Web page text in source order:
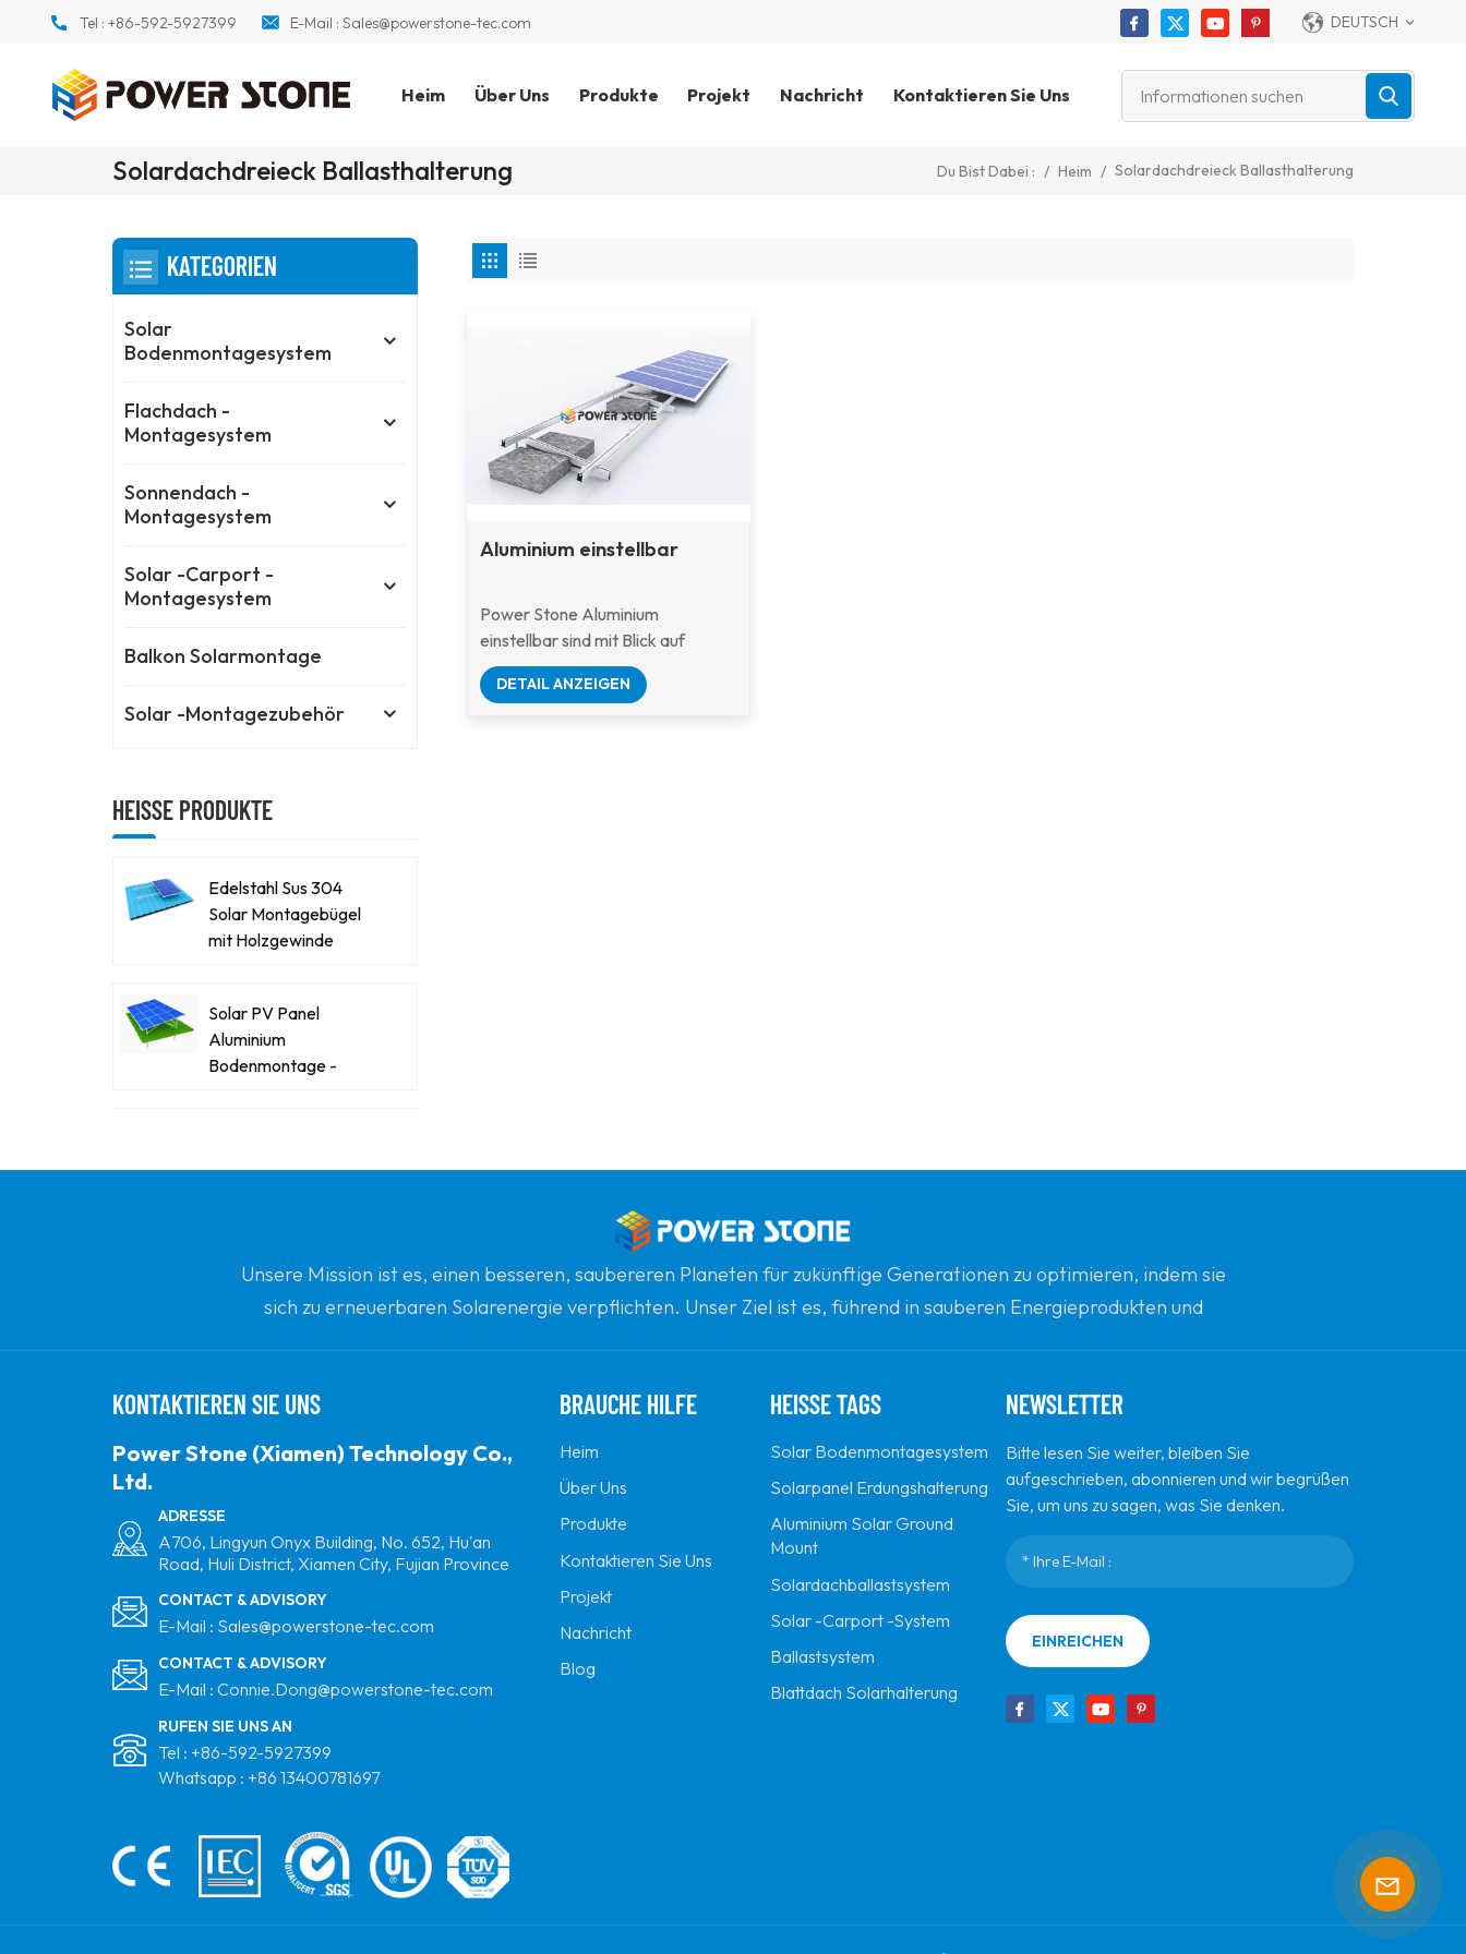
Tel :+86-592-5927399 E-Mail : Sales@powerstone-tec.com DEUTSCH
Heim Über Uns Produkte Projekt Nachricht Kontaktieren Sie Uns
Solardachdreieck Ballasthalterung Du Bist Dabei : / Heim / Solardachdreieck Ballasthalterung
Aluminium einstellbar
Power Stone Aluminium
einstellbar sind mit Blick auf
Stabilität, Sicherheit und einfache
Installation konzipiert, die sowohl
DETAIL ANZEIGEN
KATEGORIEN
Solar
Bodenmontagesystem
Flachdach -
Montagesystem
Sonnendach -
Montagesystem
Solar -Carport -
Montagesystem
Balkon Solarmontage
Solar -Montagezubehör
HEISSE PRODUKTE
Edelstahl Sus 304
Solar Montagebügel
mit Holzgewinde
Solar PV Panel
Aluminium
Bodenmontage -
Flachdachdreiecke
Montagehalterung
Ballasted Flat Dach
Matrix Solar
Montagesystem
Metalldach Montage
Aluminium Solar Mini -
Schiene
Aluminiummatrix
Stativ Solar
Montagesystem
Metalldach Railless
Montage Solar Short
Rail Montagestruktur
Vertikale PV -Farmen
Montageklasse
Unsere Mission ist es, einen besseren, saubereren Planeten für zukünftige Generationen zu optimieren, indem sie
sich zu erneuerbaren Solarenergie verpflichten. Unser Ziel ist es, führend in sauberen Energieprodukten und
KONTAKTIEREN SIE UNS
Power Stone (Xiamen) Technology Co.,
Ltd.
ADRESSE
A706, Lingyun Onyx Building, No. 652, Hu'an
Road, Huli District, Xiamen City, Fujian Province
CONTACT & ADVISORY
E-Mail : Sales@powerstone-tec.com
CONTACT & ADVISORY
E-Mail : Connie.Dong@powerstone-tec.com
RUFEN SIE UNS AN
Tel : +86-592-5927399
Whatsapp : +86 13400781697
BRAUCHE HILFE
Heim
Über Uns
Produkte
Kontaktieren Sie Uns
Projekt
Nachricht
Blog
HEISSE TAGS
Solar Bodenmontagesystem
Solarpanel Erdungshalterung
Aluminium Solar Ground
Mount
Solardachballastsystem
Solar -Carport -System
Ballastsystem
Blattdach Solarhalterung
NEWSLETTER
Bitte lesen Sie weiter, bleiben Sie
aufgeschrieben, abonnieren und wir begrüßen
Sie, um uns zu sagen, was Sie denken.
EINREICHEN